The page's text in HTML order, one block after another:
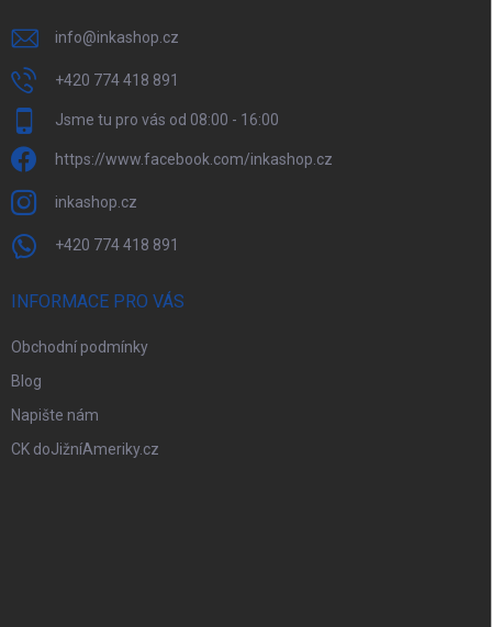
info@inkashop.cz
+420 774 418 891
Jsme tu pro vás od 08:00 - 16:00
https://www.facebook.com/inkashop.cz
inkashop.cz
+420 774 418 891
INFORMACE PRO VÁS
Obchodní podmínky
Blog
Napište nám
CK doJižníAmeriky.cz